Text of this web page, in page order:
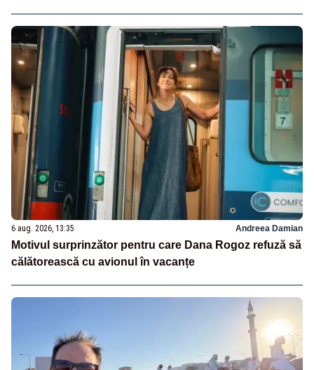
6 aug. 2026, 13:35 Andreea Damian
Motivul surprinzător pentru care Dana Rogoz refuză să
călătorească cu avionul în vacanțe